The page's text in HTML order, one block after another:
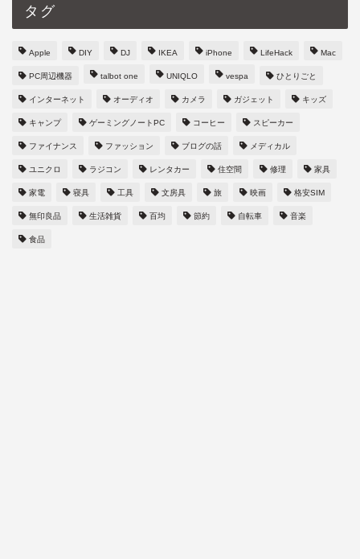
タグ
Apple DIY DJ IKEA iPhone LifeHack Mac
PC周辺機器 talbot one UNIQLO vespa ひとりごと
インターネット オーディオ カメラ ガジェット キッズ
キャンプ ゲーミングノートPC コーヒー スピーカー
ファイナンス ファッション ブログの話 メディカル
ユニクロ ラジコン レンタカー 住空間 修理 家具
家電 寝具 工具 文房具 旅 映画 格安SIM
無印良品 生活雑貨 百均 節約 自転車 音楽
食品